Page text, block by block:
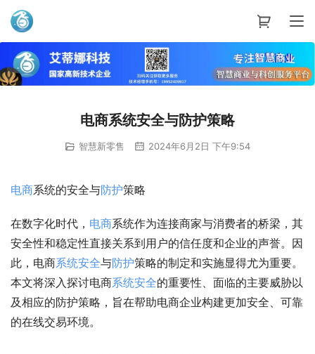
艾蒂娜科技
电商系统安全与防护策略
智慧新零售 2024年6月2日 下午9:54
电商系统的安全与防护策略
在数字化时代， 电商系统作为连接商家与消费者的桥梁，其
安全性和稳定性直接关系到用户的信任度和企业的声誉。因
此，电商系统安全与防护策略的制定和实施显得尤为重要。
本文将深入探讨电商系统安全的重要性、面临的主要威胁以
及相应的防护策略，旨在帮助电商企业构建更加安全、可靠
的在线交易环境。